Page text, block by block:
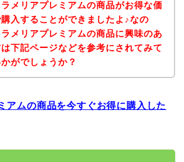
ラメリアプレミアムの商品がお得な価
入することができましたよ♪なの
メリアプレミアムの商品に興味のあ
下記ページなどを参考にされてみて
がでしょうか？
アムの商品を今すぐお得に購入した